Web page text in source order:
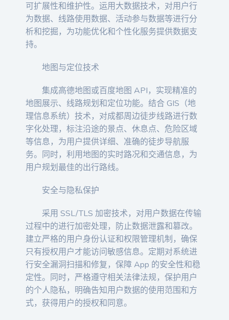
可扩展性和维护性。运用大数据技术，对用户行
为数据、线路使用数据、活动参与数据等进行分
析和挖掘，为功能优化和个性化服务提供数据支
持。
地图与定位技术
集成高德地图或百度地图 API，实现精准的
地图展示、线路规划和定位功能。结合 GIS（地
理信息系统）技术，对成都周边徒步线路进行数
字化处理，标注沿途的景点、休息点、危险区域
等信息，为用户提供详细、准确的徒步导航服
务。同时，利用地图的实时路况和交通信息，为
用户规划最佳的出行路线。
安全与隐私保护
采用 SSL/TLS 加密技术，对用户数据在传输
过程中的进行加密处理，防止数据泄露和篡改。
建立严格的用户身份认证和权限管理机制，确保
只有授权用户才能访问敏感信息。定期对系统进
行安全漏洞扫描和修复，保障 App 的安全性和稳
定性。同时，严格遵守相关法律法规，保护用户
的个人隐私，明确告知用户数据的使用范围和方
式，获得用户的授权和同意。